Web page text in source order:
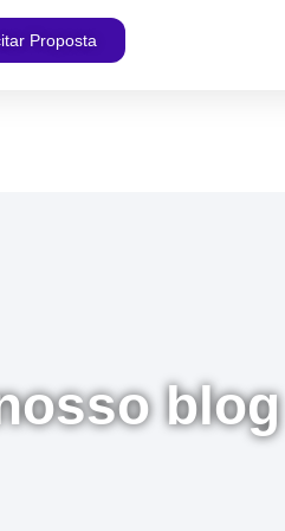
Proposta
blog